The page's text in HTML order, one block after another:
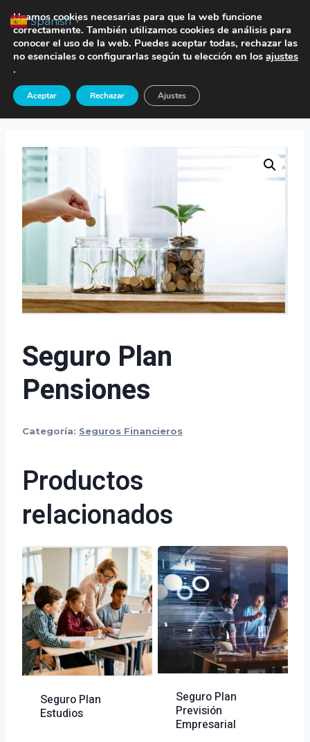
Saltar
contenido
TE LLAMAMOS
Inicio / Tienda / Seguros Financieros
Plan Pensiones
Seguro Plan
Pensiones
Categoría: Seguros Financieros
Productos
relacionados
Seguro Plan
Estudios
Seguro Plan
Previsión
Empresarial
Spanish ▼
Usamos cookies necesarias para que la web funcione
correctamente. También utilizamos cookies de análisis para
conocer el uso de la web. Puedes aceptar todas, rechazar las
no esenciales o configurarlas según tu elección en los ajustes
.
Aceptar Rechazar Ajustes